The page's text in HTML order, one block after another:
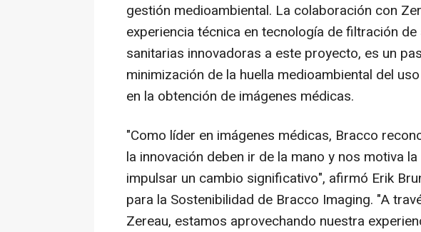
gestión medioambiental. La colaboración con
experiencia técnica en tecnología de filtración
sanitarias innovadoras a este proyecto, es un
minimización de la huella medioambiental del
en la obtención de imágenes médicas.
"Como líder en imágenes médicas, Bracco
la innovación deben ir de la mano y nos motiva
impulsar un cambio significativo", afirmó Erik
para la Sostenibilidad de Bracco Imaging. "A
Zereau, estamos aprovechando nuestra